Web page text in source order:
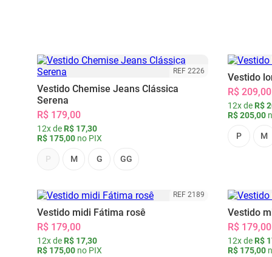
REF 2226
Vestido Chemise Jeans Clássica
Serena
R$ 179,00
12x de R$ 17,30
R$ 175,00 no PIX
P M G GG
Vestido
R$ 209,00
12x de R$
R$ 205,00
P M
REF 2189
Vestido midi Fátima rosê
R$ 179,00
12x de R$ 17,30
R$ 175,00 no PIX
Vestido
R$ 179,00
12x de R$
R$ 175,00